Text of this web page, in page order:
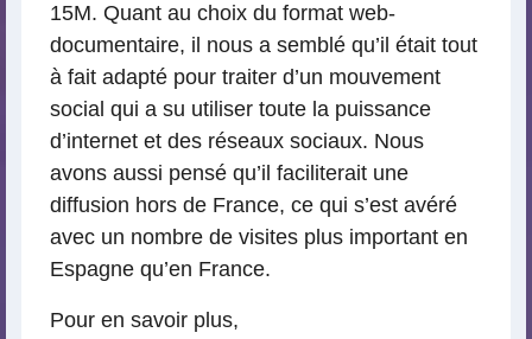
15M. Quant au choix du format web-
documentaire, il nous a semblé qu’il était tout
à fait adapté pour traiter d’un mouvement
social qui a su utiliser toute la puissance
d’internet et des réseaux sociaux. Nous
avons aussi pensé qu’il faciliterait une
diffusion hors de France, ce qui s’est avéré
avec un nombre de visites plus important en
Espagne qu’en France.
Pour en savoir plus,